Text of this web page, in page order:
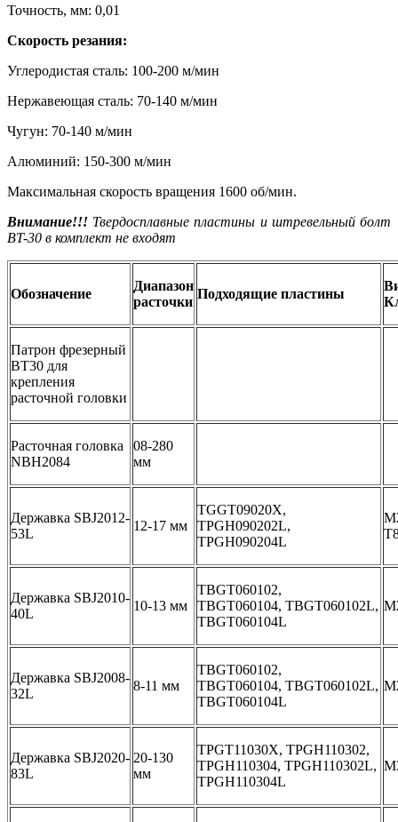
Точность, мм: 0,01
Скорость резания:
Углеродистая сталь: 100-200 м/мин
Нержавеющая сталь: 70-140 м/мин
Чугун: 70-140 м/мин
Алюминий: 150-300 м/мин
Максимальная скорость вращения 1600 об/мин.
Внимание!!! Твердосплавные пластины и штревельный болт
BT-30 в комплект не входят
Обозначение
Диапазон
расточки
Подходящие пластины
Патрон фрезерный
BT30 для
крепления
расточной головки
Расточная головка
NBH2084
08-280
мм
Державка SBJ2012-
53L
12-17 мм
TGGT09020Х,
TPGH090202L,
TPGH090204L
Державка SBJ2010-
40L
10-13 мм
TBGT060102,
TBGT060104, TBGT060102L,
TBGT060104L
Державка SBJ2008-
32L
8-11 мм
TBGT060102,
TBGT060104, TBGT060102L,
TBGT060104L
Державка SBJ2020-
83L
20-130
мм
TPGT11030Х, TPGH110302,
TPGH110304, TPGH110302L,
TPGH110304L